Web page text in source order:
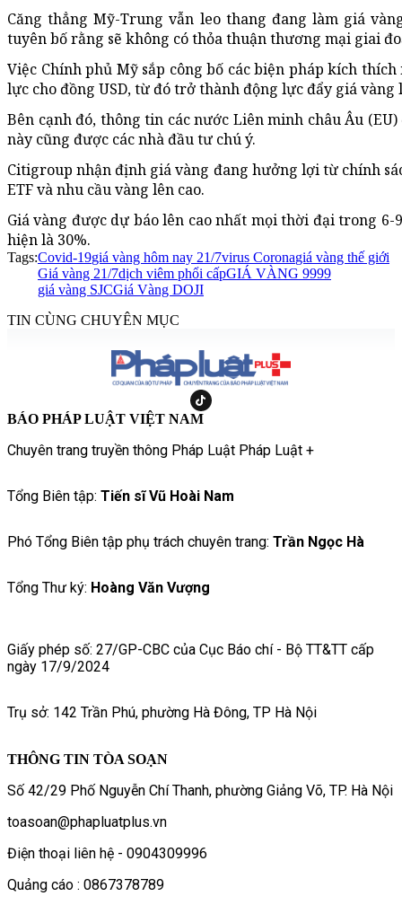
Căng thẳng Mỹ-Trung vẫn leo thang đang làm giá
tuyên bố rằng sẽ không có thỏa thuận thương mại giai
Việc Chính phủ Mỹ sắp công bố các biện pháp kích
lực cho đồng USD, từ đó trở thành động lực đẩy giá vàng
Bên cạnh đó, thông tin các nước Liên minh châu Âu
này cũng được các nhà đầu tư chú ý.
Citigroup nhận định giá vàng đang hưởng lợi từ chính
ETF và nhu cầu vàng lên cao.
Giá vàng được dự báo lên cao nhất mọi thời đại trong
hiện là 30%.
Tags:Covid-19giá vàng hôm nay 21/7virus Coronagiá vàng thế giới
Giá vàng 21/7dịch viêm phổi cấpGIÁ VÀNG 9999
giá vàng SJCGiá Vàng DOJI
TIN CÙNG CHUYÊN MỤC
BÁO PHÁP LUẬT VIỆT NAM
Chuyên trang truyền thông Pháp Luật Pháp Luật +
Tổng Biên tập: Tiến sĩ Vũ Hoài Nam
Phó Tổng Biên tập phụ trách chuyên trang: Trần Ngọc Hà
Tổng Thư ký: Hoàng Văn Vượng
Giấy phép số: 27/GP-CBC của Cục Báo chí - Bộ TT&TT cấp
ngày 17/9/2024
Trụ sở: 142 Trần Phú, phường Hà Đông, TP Hà Nội
THÔNG TIN TÒA SOẠN
Số 42/29 Phố Nguyễn Chí Thanh, phường Giảng Võ, TP. Hà Nội
toasoan@phapluatplus.vn
Điện thoại liên hệ - 0904309996
Quảng cáo : 0867378789